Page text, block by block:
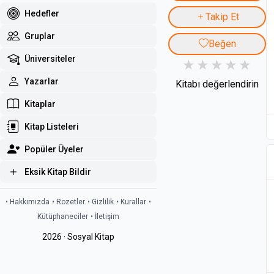
Hedefler
Gruplar
Üniversiteler
Yazarlar
Kitaplar
Kitap Listeleri
Popüler Üyeler
Eksik Kitap Bildir
• Hakkımızda • Rozetler • Gizlilik • Kurallar •
Kütüphaneciler • İletişim
2026 · Sosyal Kitap
Takip Et
Beğen
Kitabı değerlendirin